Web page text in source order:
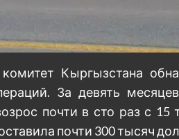
Кыргызстана
За девять
почти в сто раз с 15
почти 300 тысяч